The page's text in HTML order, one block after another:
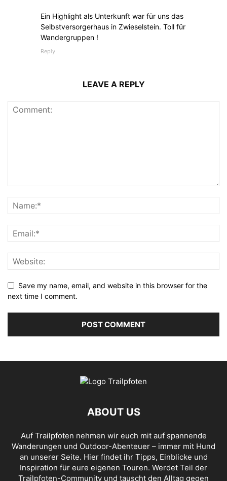
Ein Highlight als Unterkunft war für uns das
Selbstversorgerhaus in Zwieselstein. Toll für
Wandergruppen !
Reply
LEAVE A REPLY
Save my name, email, and website in this browser for the
next time I comment.
ABOUT US
Auf Trailpfoten nehmen wir euch mit auf spannende
Wanderungen und Outdoor-Abenteuer – immer mit Hund
an unserer Seite. Hier findet ihr Tipps, Einblicke und
Inspiration für eure eigenen Touren. Werdet Teil der
Trailpfoten-Community und tauscht den Alltag gegen